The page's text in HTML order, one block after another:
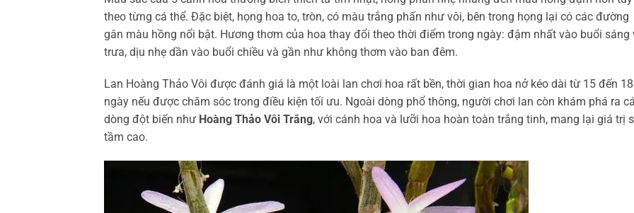
theo từng cá thể. Đặc biệt, họng hoa to, tròn, có màu trắng phấn như vôi, bên trong họng lại có các đường
gân màu hồng nổi bật. Hương thơm của hoa thay đổi theo thời điểm trong ngày: đậm nhất vào buổi sáng
trưa, dịu nhẹ dần vào buổi chiều và gần như không thơm vào ban đêm.
Lan Hoàng Thảo Vôi được đánh giá là một loài lan chơi hoa rất bền, thời gian hoa nở kéo dài từ 15 đến 18
ngày nếu được chăm sóc trong điều kiện tối ưu. Ngoài dòng phổ thông, người chơi lan còn khám phá ra
dòng đột biến như Hoàng Thảo Vôi Trắng, với cánh hoa và lưỡi hoa hoàn toàn trắng tinh, mang lại giá trị
tầm cao.